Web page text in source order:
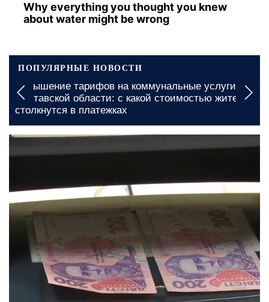
Why everything you thought you knew
about water might be wrong
ПОПУЛЯРНЫЕ НОВОСТИ
Бесплатное жилье для ВПЛ в Запорожье: кому
именно готовы предоставить место для
проживания
сегодня, 22:00